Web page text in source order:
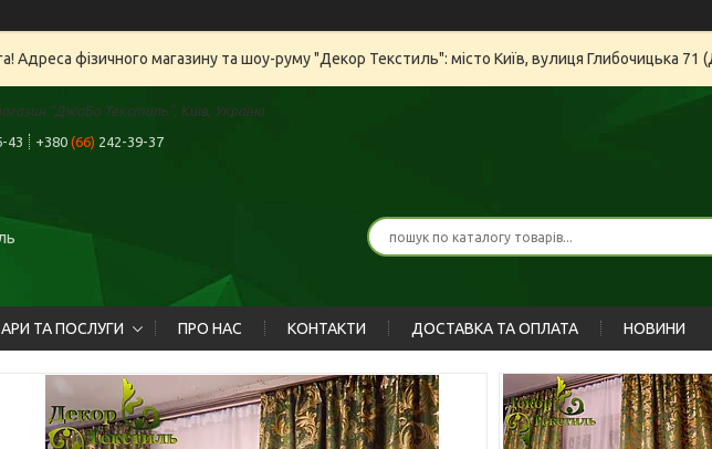
Адреса фізичного магазину та шоу-руму "Декор Текстиль": місто Київ, вулиця Глибочицька
"ДжаБо Текстиль", Київ, Україна
43 +380 (66) 242-39-37
ТА ПОСЛУГИ ПРО НАС КОНТАКТИ ДОСТАВКА ТА ОПЛАТА НОВИНИ